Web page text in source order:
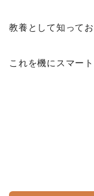
教養として知って
これを機にスマー